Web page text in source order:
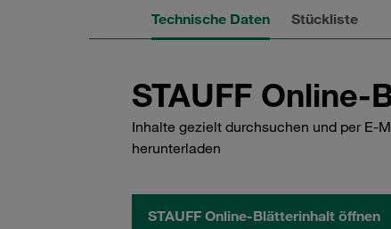
Technische Daten Stückliste
STAUFF
Inhalte gezielt durchsuchen und per E-
herunterladen
STAUFF Online-Blätterinhalt öffnen